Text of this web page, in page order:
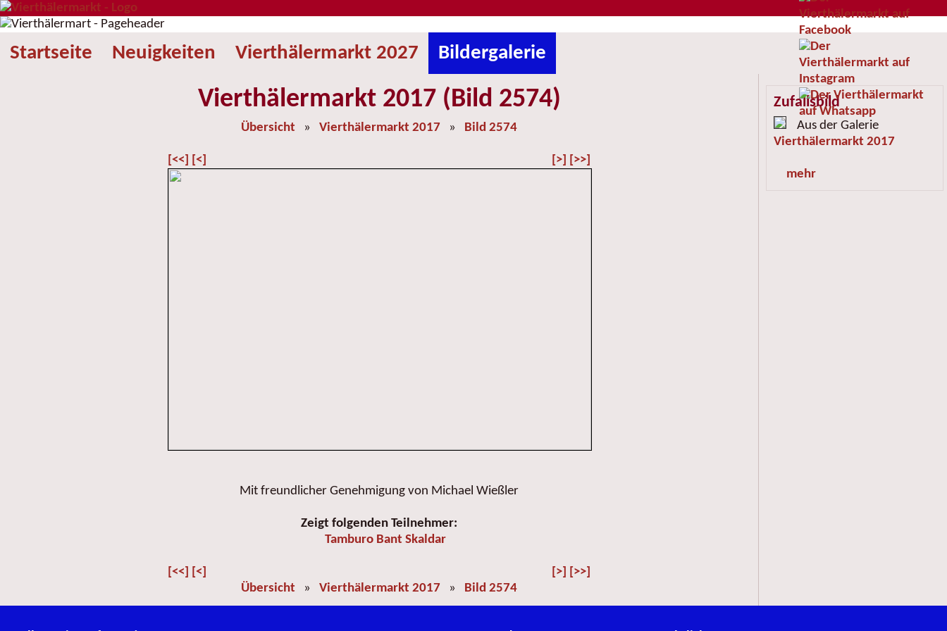
Startseite Neuigkeiten Vierthälermarkt 2027 Bildergalerie
Vierthälermarkt 2017 (Bild 2574)
Übersicht » Vierthälermarkt 2017 » Bild 2574
[<<] [<] [>] [>>]
Mit freundlicher Genehmigung von Michael Wießler
Zeigt folgenden Teilnehmer:
Tamburo Bant Skaldar
[<<] [<] [>] [>>]
Übersicht » Vierthälermarkt 2017 » Bild 2574
Zufallsbild
Aus der Galerie
Vierthälermarkt 2017
mehr